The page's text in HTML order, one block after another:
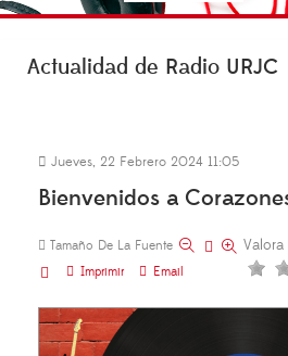
Actualidad de Radio URJC
Jueves, 22 Febrero 2024 11:05
Bienvenidos a
Tamaño De La Fuente
Imprimir
Email